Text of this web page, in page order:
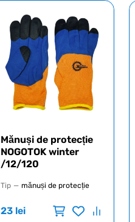
Mănuși de protecție
NOGOTOK winter
/12/120
Tip — mănuși de protecție
23 lei